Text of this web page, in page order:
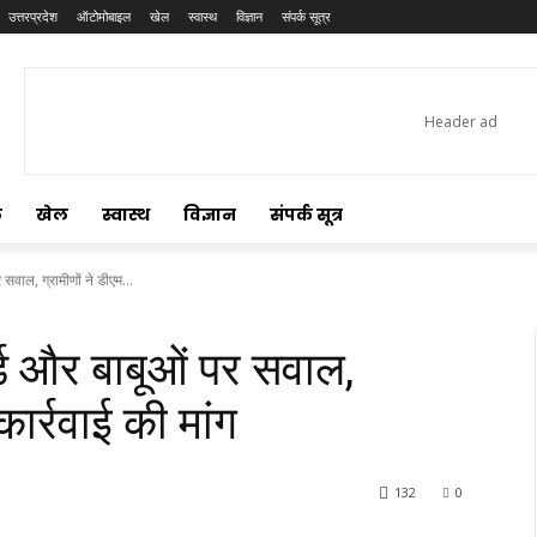
उत्तरप्रदेश ऑटोमोबाइल खेल स्वास्थ विज्ञान संपर्क सूत्र
खेल स्वास्थ विज्ञान संपर्क सूत्र
ग्रामीणों ने डीएम...
और बाबूओं पर सवाल,
की मांग
0
132